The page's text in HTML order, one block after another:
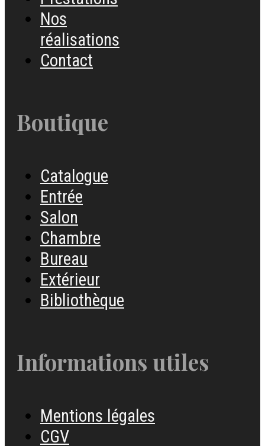
Nos
réalisations
Contact
Boutique
Catalogue
Entrée
Salon
Chambre
Bureau
Extérieur
Bibliothèque
Informations utiles
Mentions légales
CGV